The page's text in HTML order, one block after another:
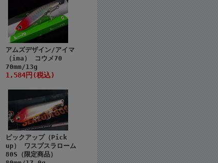
アムズデザイン/アイマ
（ima） コウメ70
70mm/13g
1,584円(税込)
ピックアップ（Pick
up） ワスプスラローム
80S（限定商品）